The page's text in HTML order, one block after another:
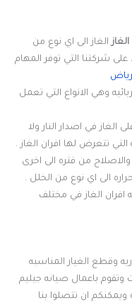
الغاز الى اي نوع من
على شركتنا التي توفر المهام
وهي الانواع التي تعمل
الغاز في اصدار النار ولا
تتعرض لها افران الغاز .
من فتره الى اخرى
الى اي نوع من الخلل .
الغاز في مختلف
وقطع الغيار المناسبه
وتقوم باعمال صيانه جيليم
ويمكنكم ان تتصلوا بنا